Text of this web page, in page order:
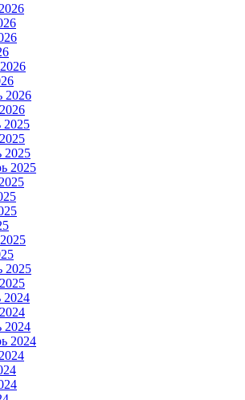
2026
2025
2025
2025
2025
2024
2024
2024